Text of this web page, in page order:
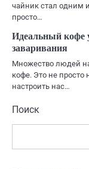
чайник стал одним
просто…
Идеальный кофе
заваривания
Множество людей
кофе. Это не просто
настроить нас…
Поиск